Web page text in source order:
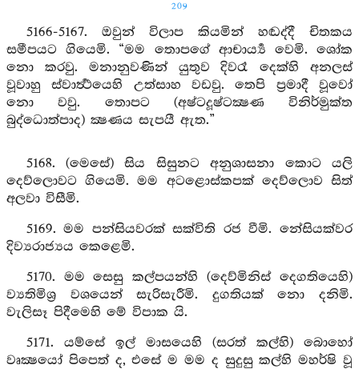
209
5166-5167. ඔවුන් විලාප කියමින් හඬද්දී චිතකය
සමීපයට ගියෙමි. “මම තොපගේ ආචාර්‍ය්‍ය වෙමි. ශෝක
නො කරවු. මනානුවණින් යුතුව දිවරෑ දෙක්හි අනලස්
වූවාහු ස්වාර්‍ත්‍ථයෙහි උත්සාහ වඩවු. තෙපි ප්‍රමාදී වූවෝ
නො වවු. තොපට (අෂ්ටදූෂ්ටක්‍ෂණ විනිර්මුක්ත
බුද්ධොත්පාද) ක්‍ෂණය සැපයී ඇත.”
5168. (මෙසේ) සිය සිසුනට අනුශාසනා කොට යලි
දෙව්ලොවට ගියෙමි. මම අටළොස්කපක් දෙව්ලොව සිත්
අලවා විසීමි.
5169. මම පන්සියවරක් සක්විති රජ වීමි. නේසියක්වර
දිව්‍යරාජ්‍යය කෙළෙමි.
5170. මම සෙසු කල්පයන්හි (දෙව්මිනිස් දෙගතියෙහි)
ව්‍යතිමිශ්‍ර වශයෙන් සැරිසැරීමි. දුගතියක් නො දනිමි.
වැලිසෑ පිදීමෙහි මේ විපාක යි.
5171. යම්සේ ඉල් මාසයෙහි (සරත් කල්හි) බොහෝ
වෘක්‍ෂයෝ පිපෙත් ද, එසේ ම මම ද සුදුසු කල්හි මහර්ෂි වූ